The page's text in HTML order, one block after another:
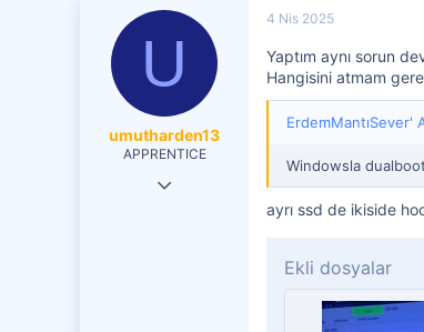
U
umutharden13
APPRENTICE
5 Şub 2021
4 Nis 2025
Yaptım aynı sorun
Hangisini atmam
ErdemMantıSever'
Windowsla
ayrı ssd de ikiside
Ekli dosyalar